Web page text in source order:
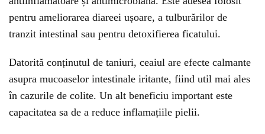
pentru ameliorarea diareei ușoare, a tulburărilor de
tranzit intestinal sau pentru detoxifierea ficatului.
Datorită conținutul de taniuri, ceaiul are efecte calmante
asupra mucoaselor intestinale iritante, fiind util mai ales
în cazurile de colite. Un alt beneficiu important este
capacitatea sa de a reduce inflamațiile pielii.